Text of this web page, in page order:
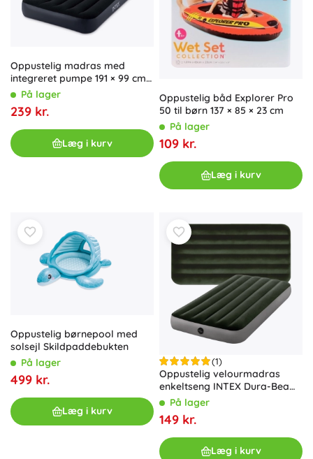
Oppustelig madras med
integreret pumpe 191 × 99 cm
til 1 person INTEX
På lager
239 kr.
Læg i kurv
Oppustelig båd Explorer Pro
50 til børn 137 × 85 × 23 cm
På lager
109 kr.
Læg i kurv
Oppustelig børnepool med
solsejl Skildpaddebukten
På lager
499 kr.
Læg i kurv
(1)
Oppustelig velourmadras
enkeltseng INTEX Dura-Beam
Fiber-Tech 191 × 99 × 25 cm
På lager
149 kr.
Læg i kurv